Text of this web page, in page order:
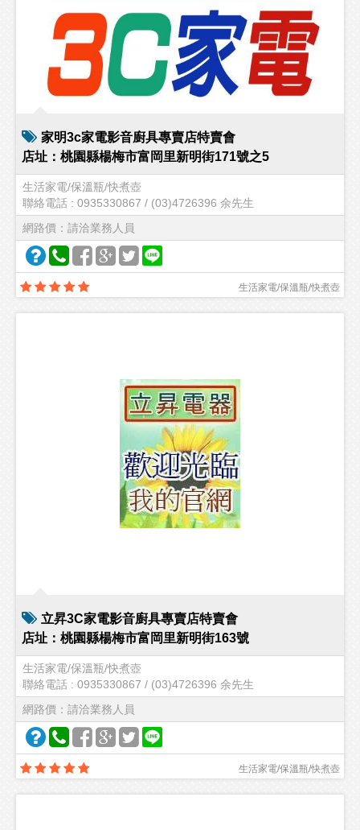
家明3c家電影音廚具專賣店特賣會
店址：桃園縣楊梅市富岡里新明街171號之5
生活家電/保溫瓶/快煮壺
聯絡電話 : 0935330867 / (03)4726396 余先生
網路價：請洽業務人員
生活家電/保溫瓶/快煮壺
立昇3C家電影音廚具專賣店特賣會
店址：桃園縣楊梅市富岡里新明街163號
生活家電/保溫瓶/快煮壺
聯絡電話 : 0935330867 / (03)4726396 余先生
網路價：請洽業務人員
生活家電/保溫瓶/快煮壺